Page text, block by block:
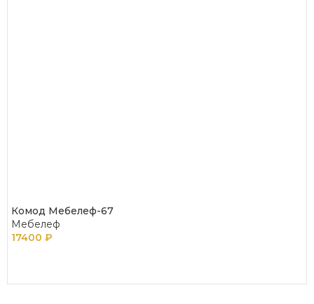
Комод Мебелеф-67
Мебелеф
17400 ₽